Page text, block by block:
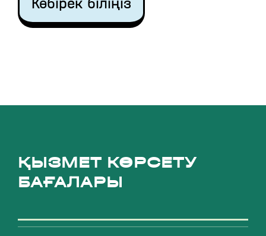
ҚЫЗМЕТ КӨРСЕТУ
БАҒАЛАРЫ